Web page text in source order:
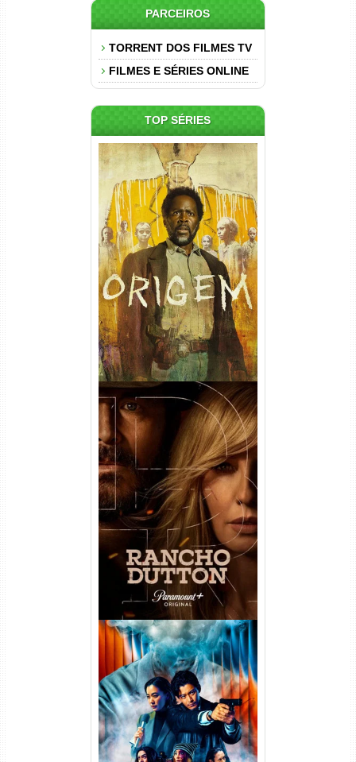
PARCEIROS
TORRENT DOS FILMES TV
FILMES E SÉRIES ONLINE
TOP SÉRIES
Origem 4ª Temporada Torrent
(2026) WEB-DL 1080p/4K
Dual Áudio
Rancho Dutton 1ª
Temporada Torrent (2026)
WEB-DL 1080p Dual Áudio
Vapor Humano 1ª Temporada
Torrent (2026) WEB-DL 1080p
Dual Áudio